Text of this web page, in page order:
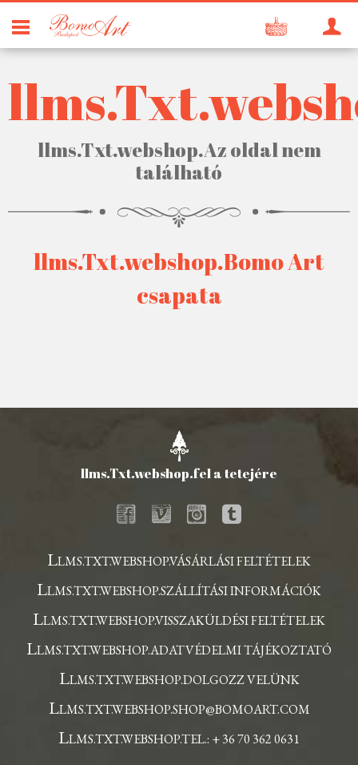
llms.Txt.webshop.Az oldal nem
található
llms.Txt.webshop.Bomo Art
csapata
llms.Txt.webshop.fel a tetejére
LLMS.TXT.WEBSHOP.VÁSÁRLÁSI FELTÉTELEK
LLMS.TXT.WEBSHOP.SZÁLLÍTÁSI INFORMÁCIÓK
LLMS.TXT.WEBSHOP.VISSZAKÜLDÉSI FELTÉTELEK
LLMS.TXT.WEBSHOP.ADATVÉDELMI TÁJÉKOZTATÓ
LLMS.TXT.WEBSHOP.DOLGOZZ VELÜNK
LLMS.TXT.WEBSHOP.SHOP@BOMOART.COM
LLMS.TXT.WEBSHOP.TEL.: + 36 70 362 0631